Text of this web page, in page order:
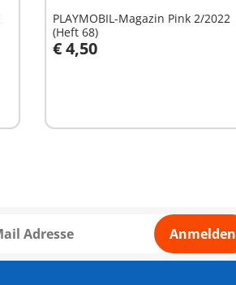
PLAYMOBIL-Magazin Pink 2/2022
(Heft 68)
€ 4,50
In den Warenkorb
Anmelden